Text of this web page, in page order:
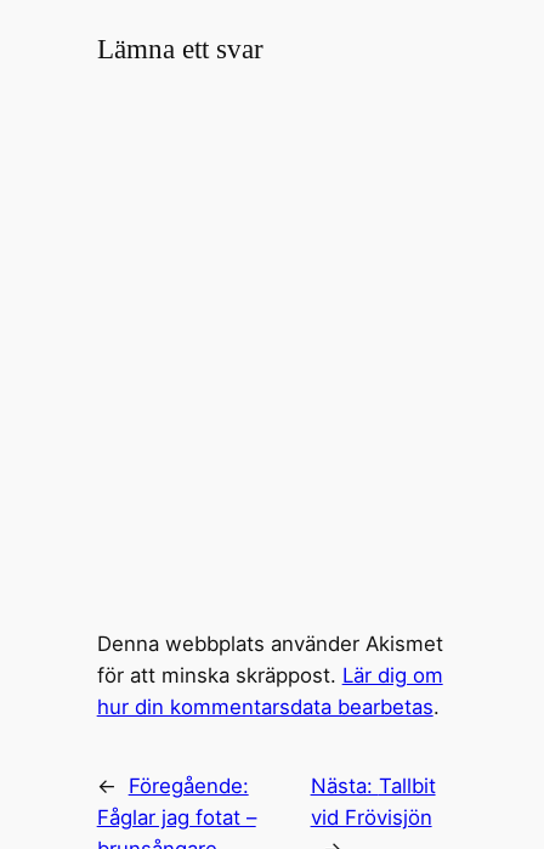
Lämna ett svar
Denna webbplats använder Akismet
för att minska skräppost. Lär dig om
hur din kommentarsdata bearbetas.
←
Föregående:
Fåglar jag fotat –
Nästa: Tallbit
vid Frövisjön